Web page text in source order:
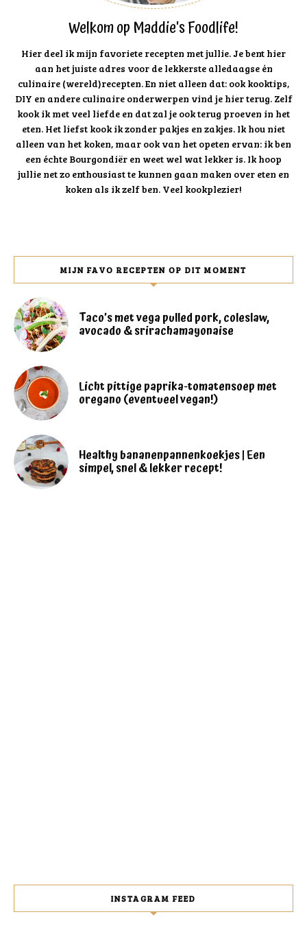
Welkom op Maddie's Foodlife!
Hier deel ik mijn favoriete recepten met jullie. Je bent hier
aan het juiste adres voor de lekkerste alledaagse én
culinaire (wereld)recepten. En niet alleen dat: ook kooktips,
DIY en andere culinaire onderwerpen vind je hier terug. Zelf
kook ik met veel liefde en dat zal je ook terug proeven in het
eten. Het liefst kook ik zonder pakjes en zakjes. Ik hou niet
alleen van het koken, maar ook van het opeten ervan: ik ben
een échte Bourgondiër en weet wel wat lekker is. Ik hoop
jullie net zo enthousiast te kunnen gaan maken over eten en
koken als ik zelf ben. Veel kookplezier!
MIJN FAVO RECEPTEN OP DIT MOMENT
Taco’s met vega pulled pork, coleslaw,
avocado & srirachamayonaise
Licht pittige paprika-tomatensoep met
oregano (eventueel vegan!)
Healthy bananenpannenkoekjes | Een
simpel, snel & lekker recept!
INSTAGRAM FEED